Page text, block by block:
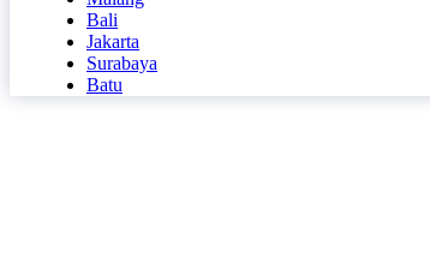
Bali
Jakarta
Surabaya
Batu